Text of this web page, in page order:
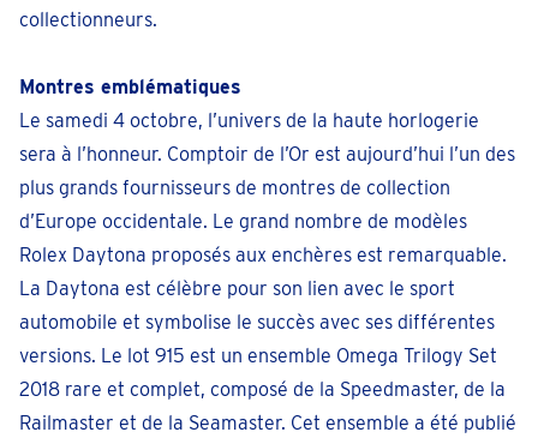
collectionneurs.
Montres emblématiques
Le samedi 4 octobre, l’univers de la haute horlogerie
sera à l’honneur. Comptoir de l’Or est aujourd’hui l’un des
plus grands fournisseurs de montres de collection
d’Europe occidentale. Le grand nombre de modèles
Rolex Daytona proposés aux enchères est remarquable.
La Daytona est célèbre pour son lien avec le sport
automobile et symbolise le succès avec ses différentes
versions. Le lot 915 est un ensemble Omega Trilogy Set
2018 rare et complet, composé de la Speedmaster, de la
Railmaster et de la Seamaster. Cet ensemble a été publié